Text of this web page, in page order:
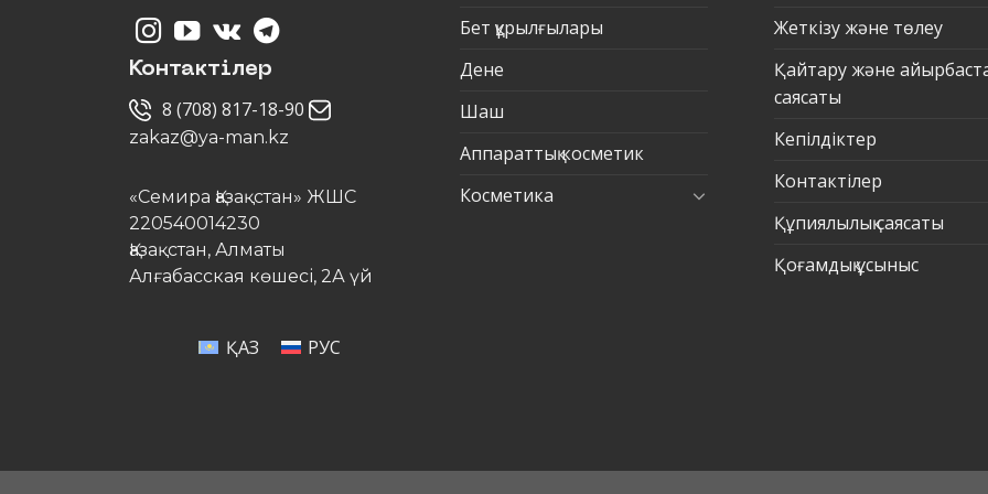
Контактілер
8 (708) 817-18-90
zakaz@ya-man.kz
«Семира Қазақстан» ЖШС
220540014230
Қазақстан, Алматы
Алғабасская көшесі, 2А үй
ҚАЗ РУС
Бет құрылғылары
Дене
Шаш
Аппараттық косметик
Косметика
Жеткізу және төлеу
Қайтару және
саясаты
Кепілдіктер
Контактілер
Құпиялылық саясаты
Қоғамдық ұсыныс